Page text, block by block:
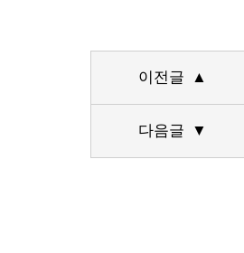
이전글 ▲
다음글 ▼